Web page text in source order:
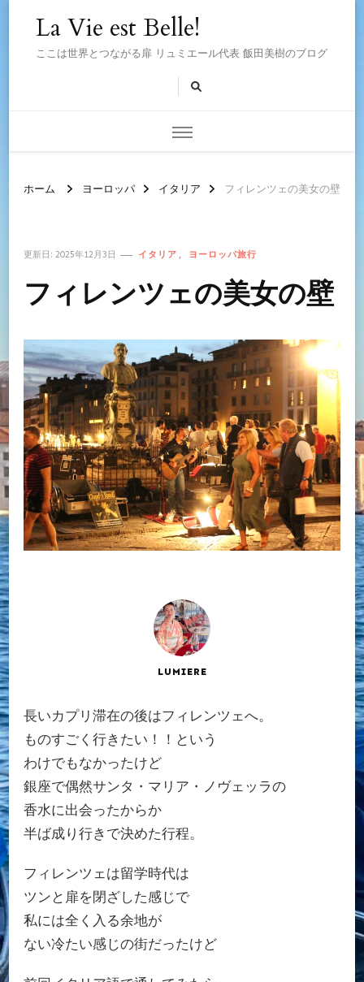
La Vie est Belle!
ここは世界とつながる扉 リュミエール代表 飯田美樹のブログ
ホーム ヨーロッパ イタリア フィレンツェの美女の壁
更新日: 2025年12月3日 イタリア ヨーロッパ旅行
フィレンツェの美女の壁
LUMIERE
長いカプリ滞在の後はフィレンツェへ。
ものすごく行きたい！！という
わけでもなかったけど
銀座で偶然サンタ・マリア・ノヴェッラの
香水に出会ったからか
半ば成り行きで決めた行程。
フィレンツェは留学時代は
ツンと扉を閉ざした感じで
私には全く入る余地が
ない冷たい感じの街だったけど